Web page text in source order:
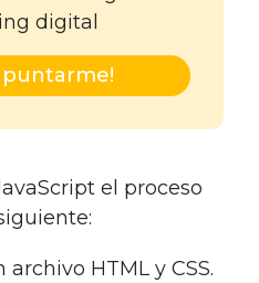
digital
el proceso
HTML y CSS.